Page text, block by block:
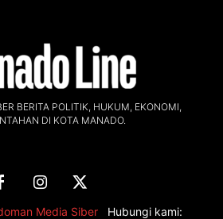
BERITA POLITIK, HUKUM, EKONOMI,
DI KOTA MANADO.
Media Siber Hubungi kami: